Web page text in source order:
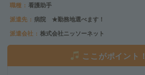
職種
看護助手
派遣先
病院 ★勤務地選べます！
派遣会社
株式会社ニッソーネット
ここがポイント！